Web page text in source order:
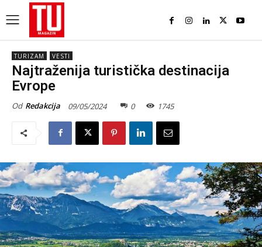
TURIZAM VESTI
Najtraženija turistička destinacija
Evrope
Od Redakcija 09/05/2024 0 1745